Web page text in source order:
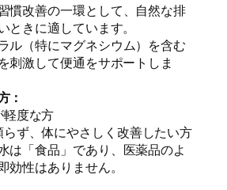
慣改善の一環として、自然な排
ときに適しています。
ル（特にマグネシウム）を含む
刺激して便通をサポートしま
：
度な方
らず、体にやさしく改善したい方
は「食品」であり、医薬品のよ
効性はありません。